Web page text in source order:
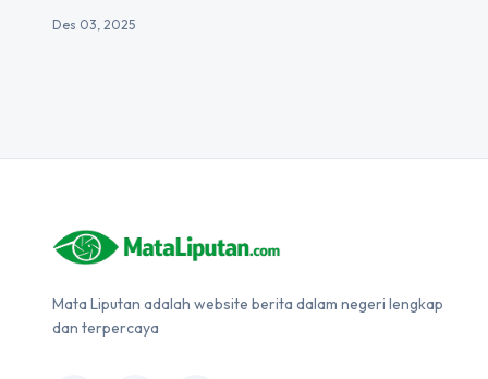
Des 03, 2025
Mata Liputan adalah website berita dalam negeri lengkap
dan terpercaya